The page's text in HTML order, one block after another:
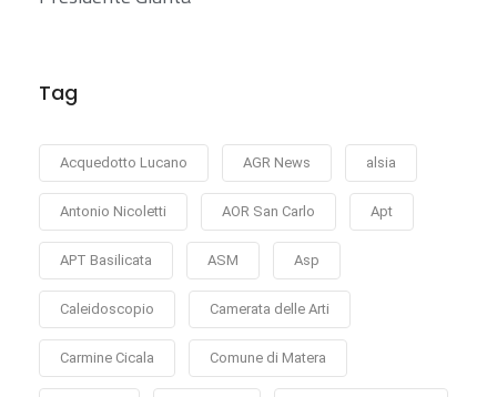
Tag
Acquedotto Lucano AGR News alsia
Antonio Nicoletti AOR San Carlo Apt
APT Basilicata ASM Asp
Caleidoscopio Camerata delle Arti
Carmine Cicala Comune di Matera